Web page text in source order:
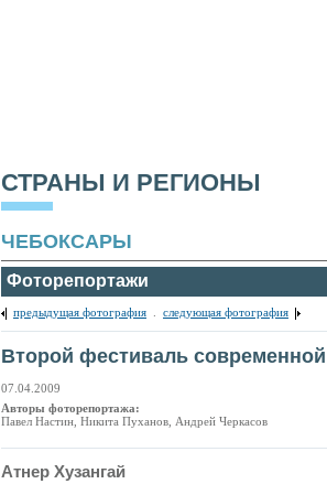
СТРАНЫ И РЕГИОНЫ
ЧЕБОКСАРЫ
Фоторепортажи
предыдущая фотография следующая фотография
Второй фестиваль
07.04.2009
Авторы фоторепортажа:
Павел Настин, Никита Пуханов, Андрей Черкасов
Атнер Хузангай